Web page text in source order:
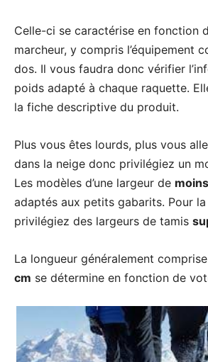
Celle-ci se caractérise en fonction
marcheur, y compris l’équipement
dos. Il vous faudra donc vérifier
poids adapté à chaque raquette.
la fiche descriptive du produit.
Plus vous êtes lourds, plus vous
dans la neige donc privilégiez un
Les modèles d’une largeur de
adaptés aux petits gabarits. Pour
privilégiez des largeurs de tamis
La longueur généralement
cm se détermine en fonction de